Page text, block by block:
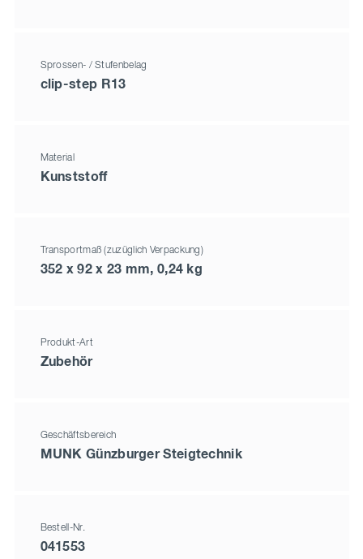
Sprossen- / Stufenbelag
clip-step R13
Material
Kunststoff
Transportmaß (zuzüglich Verpackung)
352 x 92 x 23 mm, 0,24 kg
Produkt-Art
Zubehör
Geschäftsbereich
MUNK Günzburger Steigtechnik
Bestell-Nr.
041553